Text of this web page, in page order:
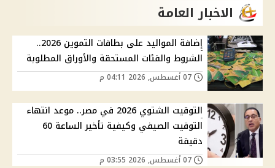
الاخبار العامة
إضافة المواليد على بطاقات التموين 2026..
الشروط والفئات المستحقة والأوراق المطلوبة
التوقيت الشتوي 2026 في مصر.. موعد انتهاء
التوقيت الصيفي وكيفية تأخير الساعة 60
دقيقة